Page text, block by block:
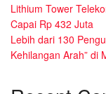
Lithium Tower
Capai Rp 432 Juta
Lebih dari 130
Kehilangan Arah” di